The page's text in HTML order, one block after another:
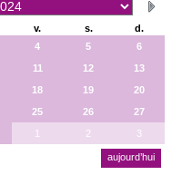
v. s.
d.
4 5
6
11 12
13
18 19
20
25 26
27
1 2 3
aujourd’hui